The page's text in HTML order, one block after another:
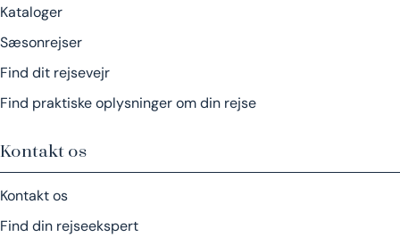
Kataloger
Sæsonrejser
Find dit rejsevejr
Find praktiske oplysninger om din rejse
Kontakt os
Kontakt os
Find din rejseekspert